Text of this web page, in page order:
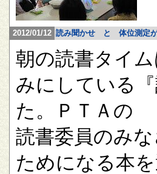
2012/01/12 読み聞かせ と 体位測定が
朝の読書タイ
みにしている
た。ＰＴＡの
読書委員のみ
ためになる本